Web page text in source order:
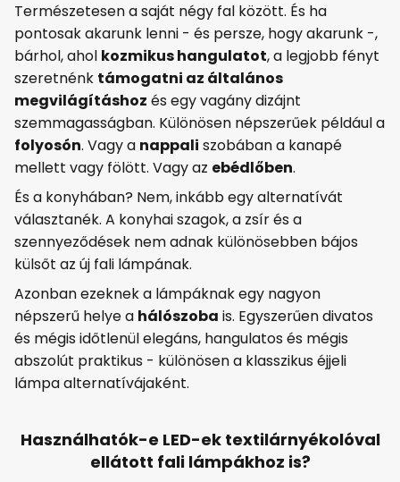
Természetesen a saját négy fal között. És ha
pontosak akarunk lenni - és persze, hogy akarunk -,
bárhol, ahol kozmikus hangulatot, a legjobb fényt
szeretnénk támogatni az általános
megvilágításhoz és egy vagány dizájnt
szemmagasságban. Különösen népszerűek például a
folyosón. Vagy a nappali szobában a kanapé
mellett vagy fölött. Vagy az ebédlőben.
És a konyhában? Nem, inkább egy alternatívát
választanék. A konyhai szagok, a zsír és a
szennyeződések nem adnak különösebben bájos
külsőt az új fali lámpának.
Azonban ezeknek a lámpáknak egy nagyon
népszerű helye a hálószoba is. Egyszerűen divatos
és mégis időtlenül elegáns, hangulatos és mégis
abszolút praktikus - különösen a klasszikus éjjeli
lámpa alternatívájaként.
Használhatók-e LED-ek textilárnyékolóval
ellátott fali lámpákhoz is?